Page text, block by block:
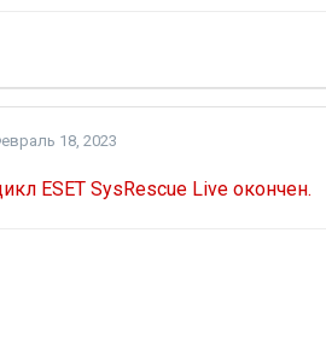
18, 2023
ESET SysRescue Live окончен.